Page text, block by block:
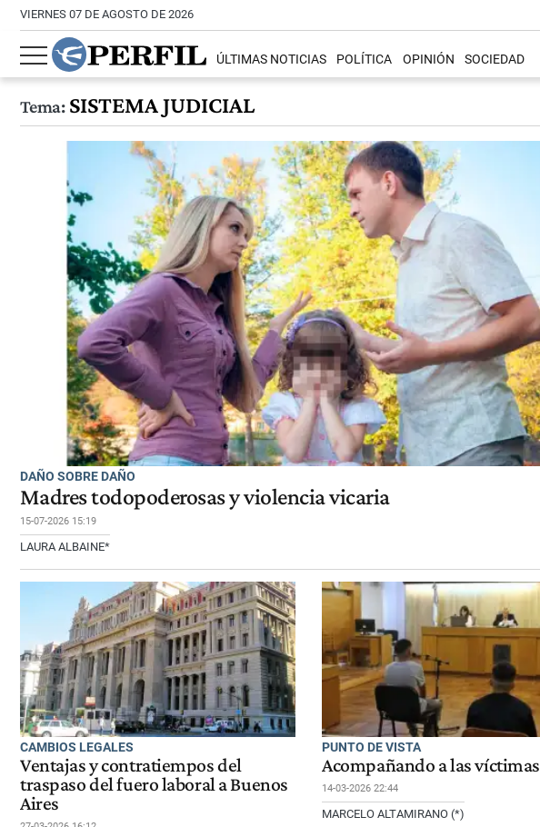
VIERNES 07 DE AGOSTO DE 2026
ÚLTIMAS NOTICIAS POLÍTICA OPINIÓN SOCIEDAD
Tema:SISTEMA JUDICIAL
DAÑO SOBRE DAÑO
Madres todopoderosas y violencia vicaria
15-07-2026 15:19
LAURA ALBAINE*
CAMBIOS LEGALES
Ventajas y contratiempos del
traspaso del fuero laboral a Buenos
Aires
PUNTO DE VISTA
Acompañando a las víctimas
14-03-2026 22:44
MARCELO ALTAMIRANO (*)